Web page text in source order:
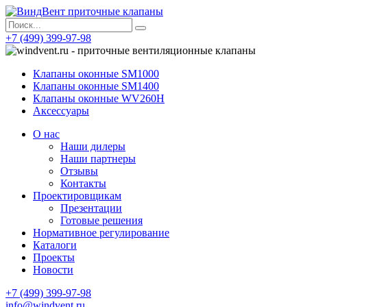
+7 (499) 399-97-98
Клапаны оконные SM1000
Клапаны оконные SM1400
Клапаны оконные WV260H
Аксессуары
О нас
Наши дилеры
Наши партнеры
Отзывы
Контакты
Проектировщикам
Презентации
Готовые решения
Нормативное регулирование
Каталоги
Проекты
Новости
+7 (499) 399-97-98